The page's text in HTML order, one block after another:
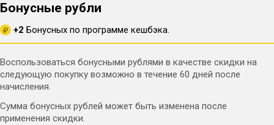
Бонусные рубли
₽ +2 Бонусных по программе кешбэка.
Воспользоваться бонусными рублями в качестве скидки на
следующую покупку возможно в течение 60 дней после
начисления.
Сумма бонусных рублей может быть изменена после
применения скидки.